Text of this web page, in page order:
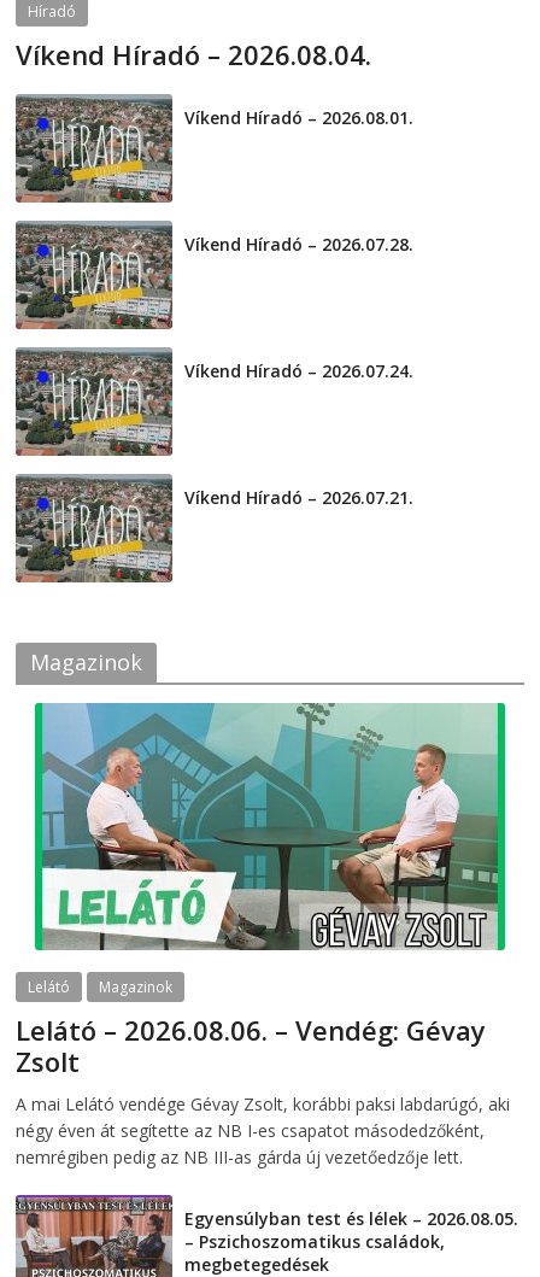
Híradó
Víkend Híradó – 2026.08.04.
Víkend Híradó – 2026.08.01.
Víkend Híradó – 2026.07.28.
Víkend Híradó – 2026.07.24.
Víkend Híradó – 2026.07.21.
Magazinok
Lelátó Magazinok
Lelátó – 2026.08.06. – Vendég: Gévay
Zsolt
A mai Lelátó vendége Gévay Zsolt, korábbi paksi labdarúgó, aki
négy éven át segítette az NB I-es csapatot másodedzőként,
nemrégiben pedig az NB III-as gárda új vezetőedzője lett.
Egyensúlyban test és lélek – 2026.08.05.
– Pszichoszomatikus családok,
megbetegedések